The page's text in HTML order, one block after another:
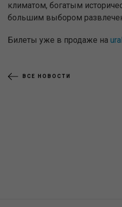
климатом, богатым
большим выбором
Билеты уже в продаже на
ВСЕ НОВОСТИ